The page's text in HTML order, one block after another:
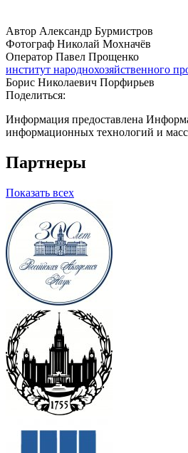
Автор Александр Бурмистров
Фотограф Николай Мохначёв
Оператор Павел Прощенко
институт народнохозяйственного
Борис Николаевич Порфирьев
Поделиться:
Информация предоставлена
информационных технологий и
Партнеры
Показать всех